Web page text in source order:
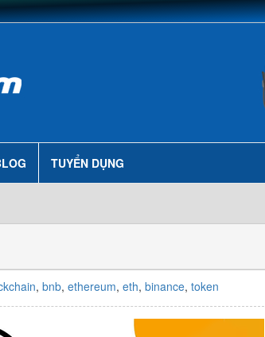
TUYỂN DỤNG
, bnb, ethereum, eth, binance, token